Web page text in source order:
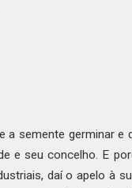
a semente germinar e
e seu concelho. E
daí o apelo à